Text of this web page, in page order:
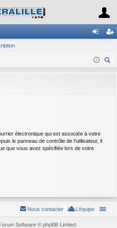
ne cri
électronique qui est associée à votre
le panneau de contrôle de l’utilisateur, il
que vous avez spécifiée lors de votre
L’équipe
Nous contacter
Software © phpBB Limited